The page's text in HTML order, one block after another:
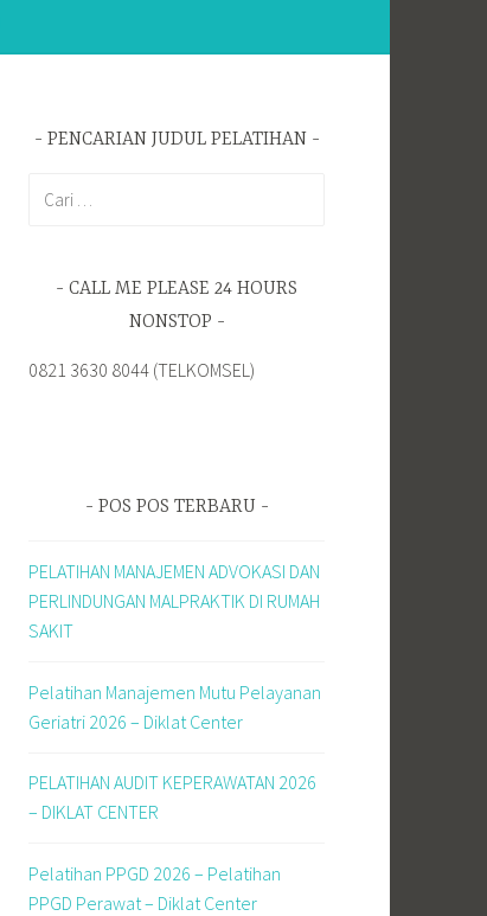
PENCARIAN JUDUL PELATIHAN
CALL ME PLEASE 24 HOURS
NONSTOP
0821 3630 8044 (TELKOMSEL)
POS POS TERBARU
PELATIHAN MANAJEMEN ADVOKASI DAN
PERLINDUNGAN MALPRAKTIK DI RUMAH
SAKIT
Pelatihan Manajemen Mutu Pelayanan
Geriatri 2026 – Diklat Center
PELATIHAN AUDIT KEPERAWATAN 2026
– DIKLAT CENTER
Pelatihan PPGD 2026 – Pelatihan
PPGD Perawat – Diklat Center